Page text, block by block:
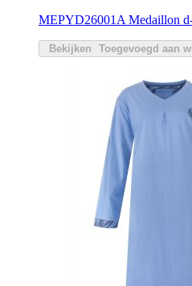
MEPYD26001A Medaillon
Bekijken Toegevoegd aan